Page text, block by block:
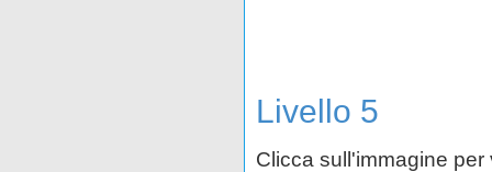
Livello 5
Clicca sull'immagine per